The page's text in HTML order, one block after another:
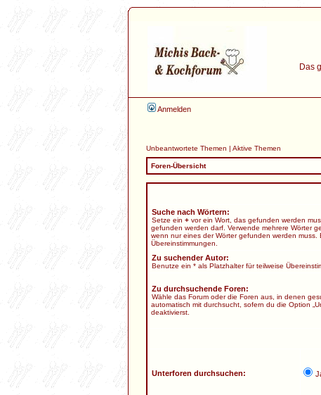
Das
Anmelden
Unbeantwortete Themen | Aktive Themen
Foren-Übersicht
Suche nach Wörtern:
Setze ein + vor ein Wort, das gefunden werden
gefunden werden darf. Verwende mehrere Wörter
wenn nur eines der Wörter gefunden werden
Übereinstimmungen.
Zu suchender Autor:
Benutze ein * als Platzhalter für teilweise
Zu durchsuchende Foren:
Wähle das Forum oder die Foren aus, in denen
automatisch mit durchsucht, sofern du die Option
deaktivierst.
Unterforen durchsuchen: